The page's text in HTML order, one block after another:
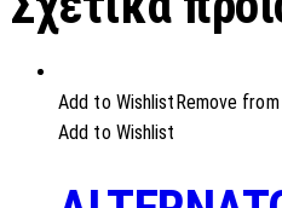
Add to Wishlist Remove
Add to Wishlist